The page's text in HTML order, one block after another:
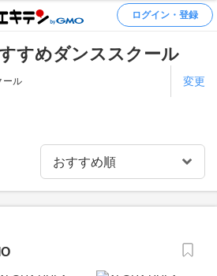
ログイン・登録
すめダンススクール
ール 変更